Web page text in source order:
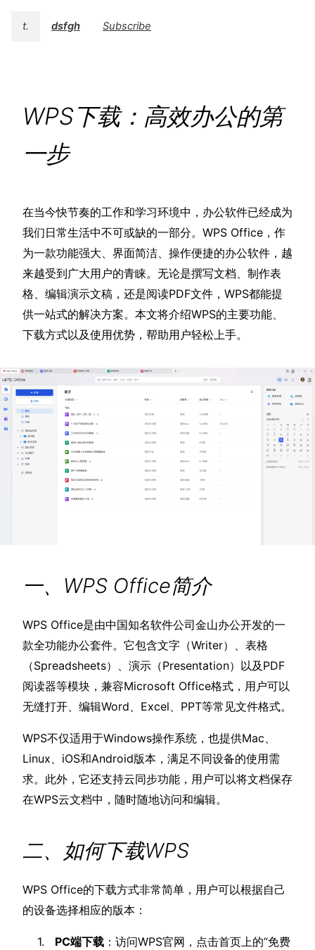
t. dsfgh Subscribe
WPS下载：高效办公的第
一步
在当今快节奏的工作和学习环境中，办公软件已经成为
我们日常生活中不可或缺的一部分。WPS Office，作
为一款功能强大、界面简洁、操作便捷的办公软件，越
来越受到广大用户的青睐。无论是撰写文档、制作表
格、编辑演示文稿，还是阅读PDF文件，WPS都能提
供一站式的解决方案。本文将介绍WPS的主要功能、
下载方式以及使用优势，帮助用户轻松上手。
一、WPS Office简介
WPS Office是由中国知名软件公司金山办公开发的一
款全功能办公套件。它包含文字（Writer）、表格
（Spreadsheets）、演示（Presentation）以及PDF
阅读器等模块，兼容Microsoft Office格式，用户可以
无缝打开、编辑Word、Excel、PPT等常见文件格式。
WPS不仅适用于Windows操作系统，也提供Mac、
Linux、iOS和Android版本，满足不同设备的使用需
求。此外，它还支持云同步功能，用户可以将文档保存
在WPS云文档中，随时随地访问和编辑。
二、如何下载WPS
WPS Office的下载方式非常简单，用户可以根据自己
的设备选择相应的版本：
PC端下载 ：访问WPS官网，点击首页上的“免费